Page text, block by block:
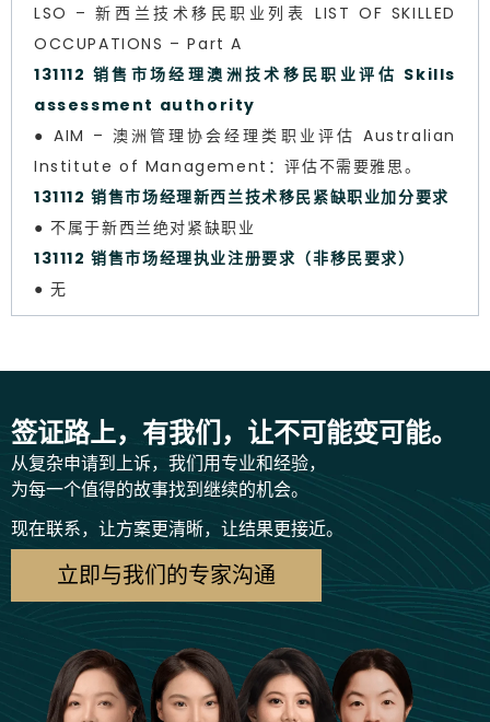
LSO – 新西兰技术移民职业列表 LIST OF SKILLED
OCCUPATIONS – Part A
131112 销售市场经理澳洲技术移民职业评估 Skills
assessment authority
● AIM – 澳洲管理协会经理类职业评估 Australian
Institute of Management：评估不需要雅思。
131112 销售市场经理新西兰技术移民紧缺职业加分要求
● 不属于新西兰绝对紧缺职业
131112 销售市场经理执业注册要求（非移民要求）
● 无
签证路上，有我们，让不可能变可能。
从复杂申请到上诉，我们用专业和经验，
为每一个值得的故事找到继续的机会。
现在联系，让方案更清晰，让结果更接近。
立即与我们的专家沟通